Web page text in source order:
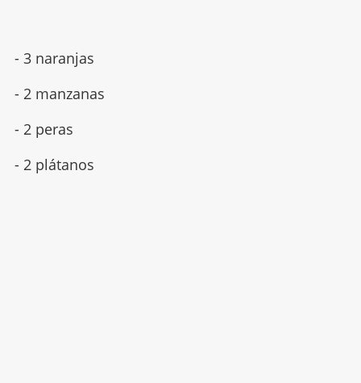
- 3 naranjas
- 2 manzanas
- 2 peras
- 2 plátanos